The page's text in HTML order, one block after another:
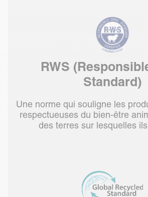
RWS
Standard)
Une norme qui souligne les
respectueuses du bien-être
des terres sur lesquelles